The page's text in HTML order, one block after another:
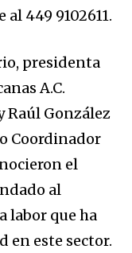
449 9102611.
presidenta
A.C.
Raúl González
Coordinador
el
al
labor que ha
en este sector.